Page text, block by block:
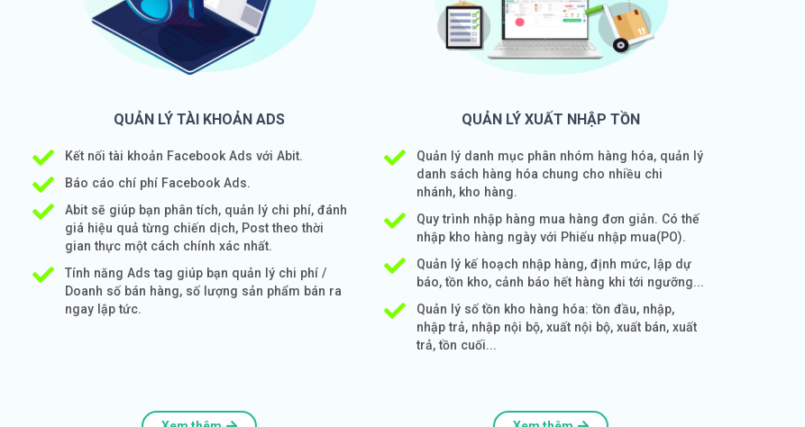
QUẢN LÝ TÀI KHOẢN ADS
Kết nối tài khoản Facebook Ads với Abit.
Báo cáo chí phí Facebook Ads.
Abit sẽ giúp bạn phân tích, quản lý chi phí, đánh
giá hiệu quả từng chiến dịch, Post theo thời
gian thực một cách chính xác nhất.
Tính năng Ads tag giúp bạn quản lý chi phí /
Doanh số bán hàng, số lượng sản phẩm bán ra
ngay lập tức.
QUẢN LÝ XUẤT NHẬP TỒN
Quản lý danh mục phân nhóm hàng hóa, quản lý
danh sách hàng hóa chung cho nhiều chi
nhánh, kho hàng.
Quy trình nhập hàng mua hàng đơn giản. Có thế
nhập kho hàng ngày với Phiếu nhập mua(PO).
Quản lý kế hoạch nhập hàng, định mức, lập dự
báo, tồn kho, cảnh báo hết hàng khi tới ngưỡng...
Quản lý số tồn kho hàng hóa: tồn đầu, nhập,
nhập trả, nhập nội bộ, xuất nội bộ, xuất bán, xuất
trả, tồn cuối...